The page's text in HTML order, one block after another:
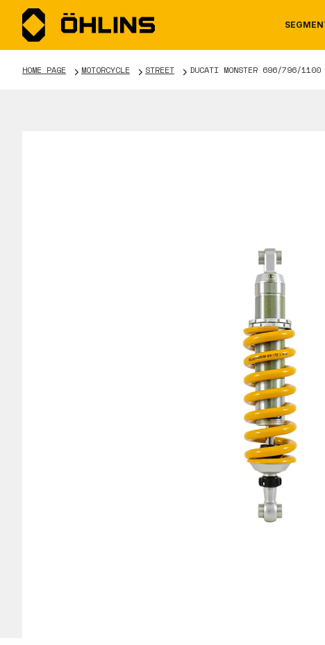
HOME PAGE MOTORCYCLE STREET DUCATI MONSTER 696/796/1100